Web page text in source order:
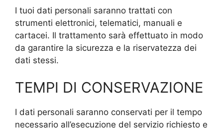
I tuoi dati personali saranno trattati con
strumenti elettronici, telematici, manuali e
cartacei. Il trattamento sarà effettuato in modo
da garantire la sicurezza e la riservatezza dei
dati stessi.
TEMPI DI CONSERVAZIONE
I dati personali saranno conservati per il tempo
necessario all’esecuzione del servizio richiesto e